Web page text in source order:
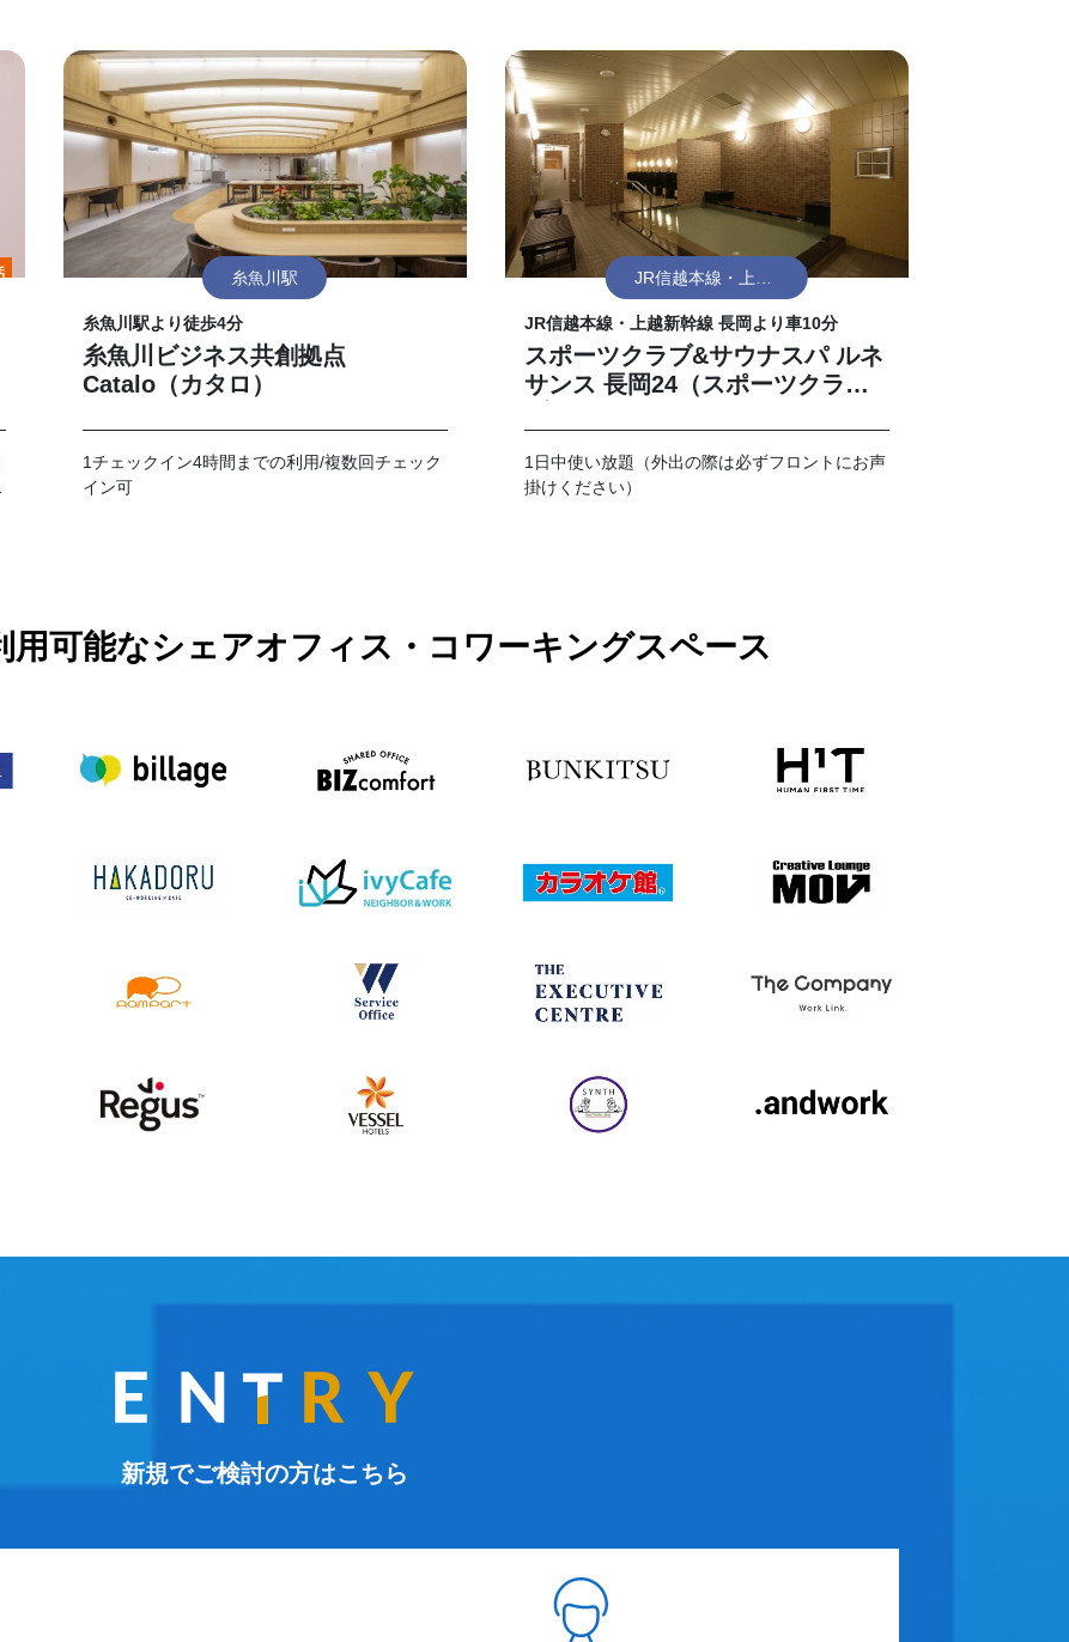
糸魚川駅
糸魚川駅より徒歩4分
糸魚川ビジネス共創拠点
Catalo（カタロ）
1チェックイン4時間までの利用/複数回チェック
イン可
JR信越本線・上越
新幹線 長岡
JR信越本線・上越新幹線 長岡より車10分
スポーツクラブ&サウナスパ ルネ
サンス 長岡24（スポーツクラ
1日中使い放題（外出の際は必ずフロントにお声
掛けください）
用可能なシェアオフィス・コワーキングスペース
新規でご検討の方はこちら